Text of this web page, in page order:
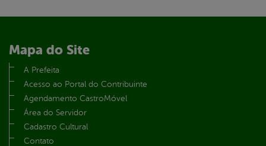
Mapa do Site
A Prefeita
Acesso ao Portal do Contribuinte
Agendamento CastroMóvel
Área do Servidor
Cadastro Cultural
Contato